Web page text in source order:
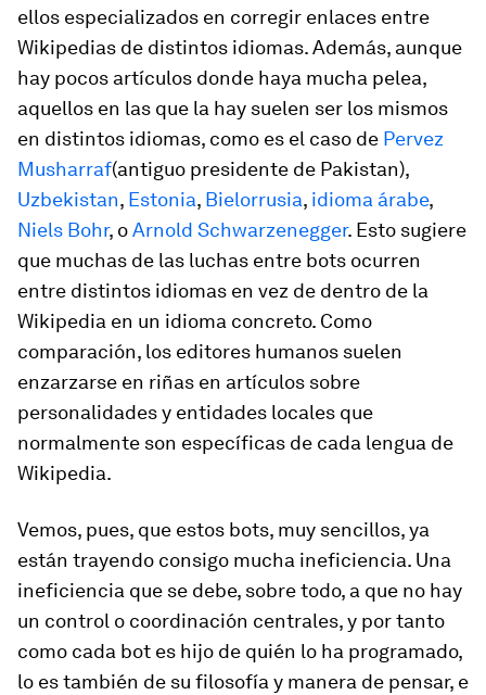
ellos especializados en corregir enlaces entre
Wikipedias de distintos idiomas. Además, aunque
hay pocos artículos donde haya mucha pelea,
aquellos en las que la hay suelen ser los mismos
en distintos idiomas, como es el caso de Pervez
Musharraf(antiguo presidente de Pakistan),
Uzbekistan, Estonia, Bielorrusia, idioma árabe,
Niels Bohr, oArnold Schwarzenegger. Esto sugiere
que muchas de las luchas entre bots ocurren
entre distintos idiomas en vez de dentro de la
Wikipedia en un idioma concreto. Como
comparación, los editores humanos suelen
enzarzarse en riñas en artículos sobre
personalidades y entidades locales que
normalmente son específicas de cada lengua de
Wikipedia.
Vemos, pues, que estos bots, muy sencillos, ya
están trayendo consigo mucha ineficiencia. Una
ineficiencia que se debe, sobre todo, a que no hay
un control o coordinación centrales, y por tanto
como cada bot es hijo de quién lo ha programado,
lo es también de su filosofía y manera de pensar, e